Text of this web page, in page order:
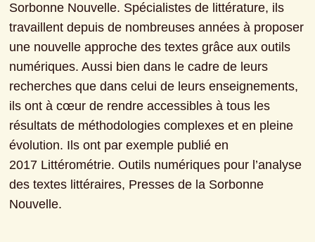
Sorbonne Nouvelle. Spécialistes de littérature, ils
travaillent depuis de nombreuses années à proposer
une nouvelle approche des textes grâce aux outils
numériques. Aussi bien dans le cadre de leurs
recherches que dans celui de leurs enseignements,
ils ont à cœur de rendre accessibles à tous les
résultats de méthodologies complexes et en pleine
évolution. Ils ont par exemple publié en
2017 Littérométrie. Outils numériques pour l’analyse
des textes littéraires, Presses de la Sorbonne
Nouvelle.